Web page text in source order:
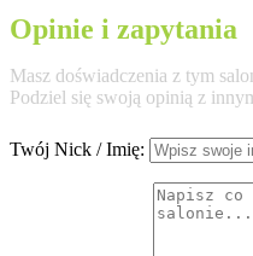
Opinie i zapytania
Masz doświadczenia z tym
Podziel się swoją opinią z
Twój Nick / Imię: